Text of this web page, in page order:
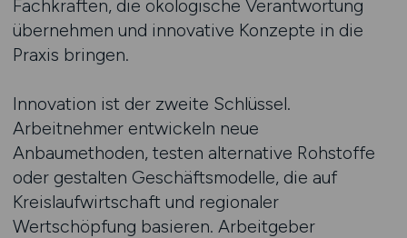
Fachkräften, die ökologische Verantwortung
übernehmen und innovative Konzepte in die
Praxis bringen.
Innovation ist der zweite Schlüssel.
Arbeitnehmer entwickeln neue
Anbaumethoden, testen alternative Rohstoffe
oder gestalten Geschäftsmodelle, die auf
Kreislaufwirtschaft und regionaler
Wertschöpfung basieren. Arbeitgeber